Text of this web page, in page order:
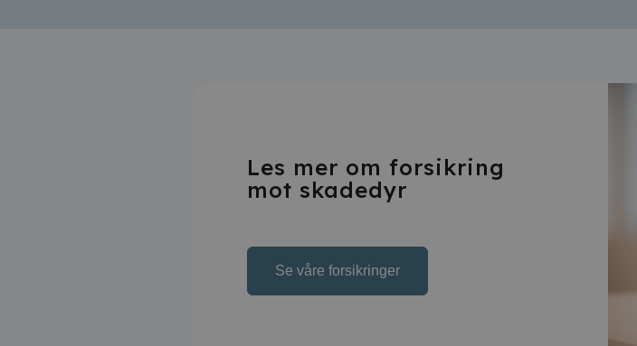
Les mer om forsikring
mot skadedyr
Se våre forsikringer